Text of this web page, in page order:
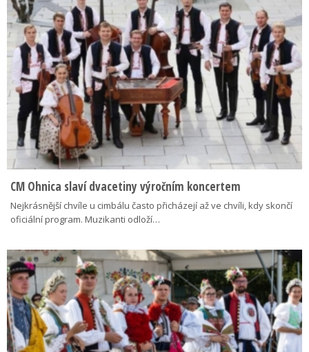
CM Ohnica slaví dvacetiny výročním koncertem
Nejkrásnější chvíle u cimbálu často přicházejí až ve chvíli, kdy skončí
oficiální program. Muzikanti odloží…